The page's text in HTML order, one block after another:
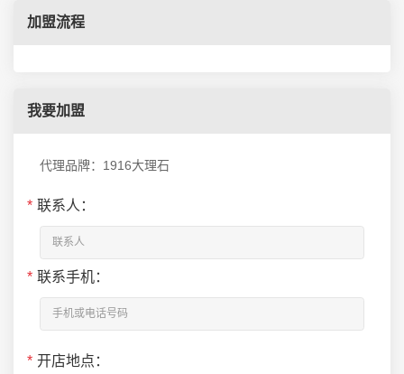
加盟流程
我要加盟
代理品牌：1916大理石
* 联系人：
* 联系手机：
* 开店地点：